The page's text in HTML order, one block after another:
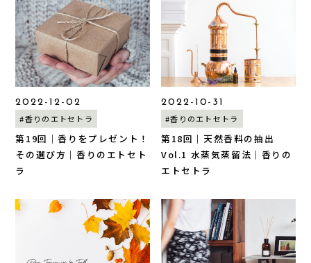
2022-12-02
#香りのエトセトラ
第19回｜香りをプレゼント！
その選び方｜香りのエトセト
ラ
2022-10-31
#香りのエトセトラ
第18回｜天然香料の抽出
Vol.1 水蒸気蒸留法｜香りの
エトセトラ